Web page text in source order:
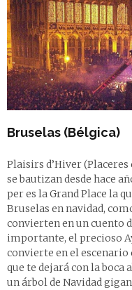
Bruselas (Bélgica)
Plaisirs d’Hiver
se bautizan desde hace
per es la Grand Place la
Bruselas en navidad,
convierten en un cuento
importante, el precioso
convierte en el escenario
que te dejará con la boca
un árbol de Navidad